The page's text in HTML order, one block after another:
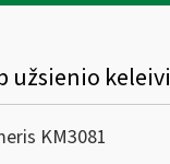
užsienio
KM3081